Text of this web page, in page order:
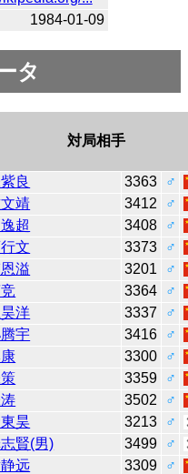
1984-01-09
タ
対局相手
良 3363
♂
靖 3412
♂
超 3408
♂
文 3373
♂
溢 3201
♂
3364
♂
洋 3337
♂
宇 3416
♂
3300
♂
3359
♂
3502
♂
昊 3213
♂
賢(男) 3499
♂
远 3309
♂